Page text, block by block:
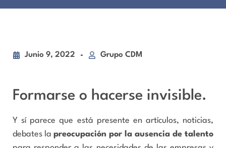
Junio 9, 2022 Grupo CDM
Formarse o hacerse invisible.
Y sí parece que está presente en artículos, noticias,
debates la preocupación por la ausencia de talento